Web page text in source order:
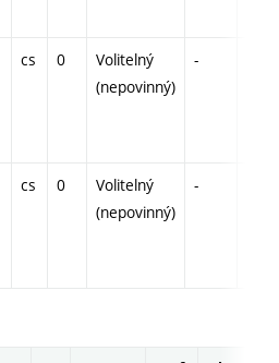
cs 0
Volitelný
(nepovinný)
-
cs 0
Volitelný
(nepovinný)
-